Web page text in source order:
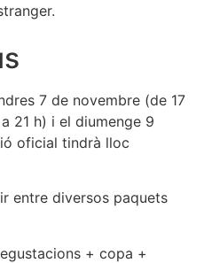
7 de novembre (de 17
21 h) i el diumenge 9
oficial tindrà lloc
entre diversos paquets
+ copa +